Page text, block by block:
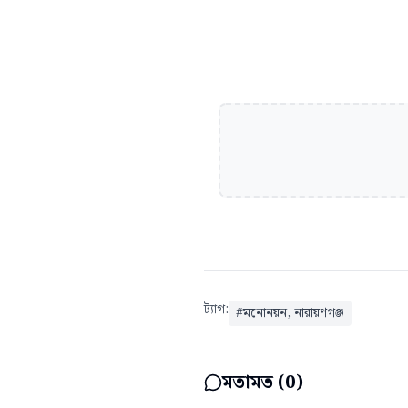
ট্যাগ: #মনোনয়ন, নারায়ণগঞ্জ
মতামত (0)